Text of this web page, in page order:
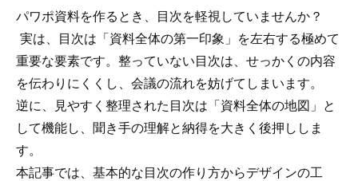
パワポ資料を作るとき、目次を軽視していませんか？
実は、目次は「資料全体の第一印象」を左右する極めて
重要な要素です。整っていない目次は、せっかくの内容
を伝わりにくくし、会議の流れを妨げてしまいます。
逆に、見やすく整理された目次は「資料全体の地図」と
して機能し、聞き手の理解と納得を大きく後押ししま
す。
本記事では、基本的な目次の作り方からデザインの工